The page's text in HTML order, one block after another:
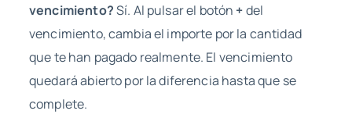
vencimiento?Sí. Al pulsar el botón +del
vencimiento, cambia el importe por la cantidad
que te han pagado realmente. El vencimiento
quedará abierto por la diferencia hasta que se
complete.